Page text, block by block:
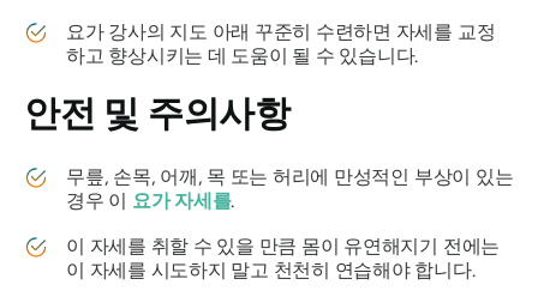
요가 강사의 지도 아래 꾸준히 수련하면 자세를 교정
하고 향상시키는 데 도움이 될 수 있습니다.
안전 및 주의사항
무릎, 손목, 어깨, 목 또는 허리에 만성적인 부상이 있는
경우 이 요가 자세를.
이 자세를 취할 수 있을 만큼 몸이 유연해지기 전에는
이 자세를 시도하지 말고 천천히 연습해야 합니다.